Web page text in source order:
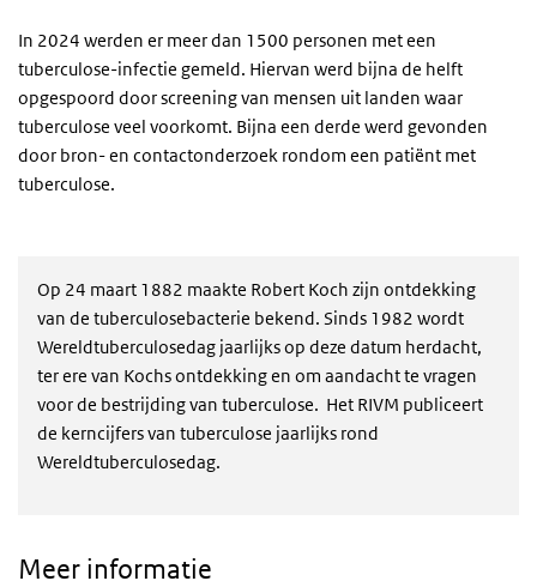
In 2024 werden er meer dan 1500 personen met een
tuberculose-infectie gemeld. Hiervan werd bijna de helft
opgespoord door screening van mensen uit landen waar
tuberculose veel voorkomt. Bijna een derde werd gevonden
door bron- en contactonderzoek rondom een patiënt met
tuberculose.
Op 24 maart 1882 maakte Robert Koch zijn ontdekking
van de tuberculosebacterie bekend. Sinds 1982 wordt
Wereldtuberculosedag jaarlijks op deze datum herdacht,
ter ere van Kochs ontdekking en om aandacht te vragen
voor de bestrijding van tuberculose. Het RIVM publiceert
de kerncijfers van tuberculose jaarlijks rond
Wereldtuberculosedag.
Meer informatie